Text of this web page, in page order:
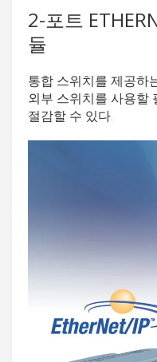
2-포트
듈
통합 스위치를 제공하
외부 스위치를 사용할
절감할 수 있다.